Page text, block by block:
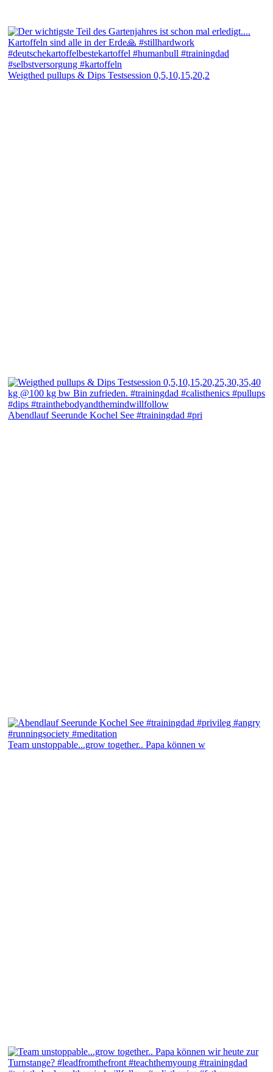
Weigthed pullups & Dips Testsession 0,5,10,15,20,2
Abendlauf Seerunde Kochel See #trainingdad #pri
Team unstoppable...grow together.. Papa können w